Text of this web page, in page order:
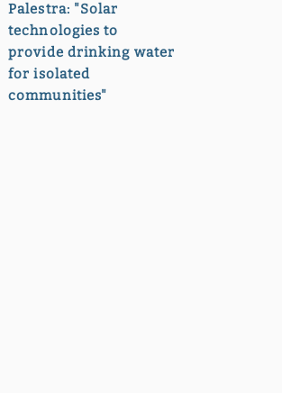
Palestra: "Solar
technologies to
provide drinking water
for isolated
communities"